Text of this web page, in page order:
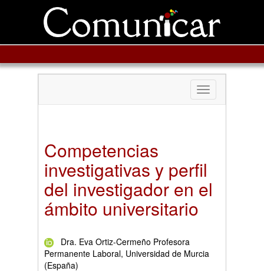
Toggle
navigation
Competencias
investigativas y perfil
del investigador en el
ámbito universitario
Dra. Eva Ortiz-Cermeño Profesora
Permanente Laboral, Universidad de Murcia
(España)